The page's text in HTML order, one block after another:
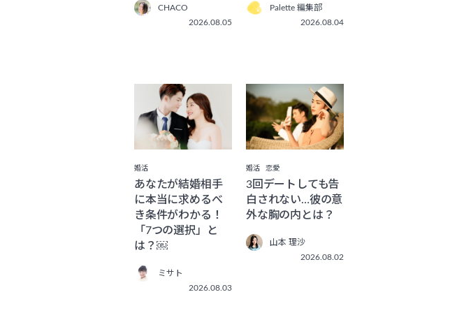
CHACO
2026.08.05
Palette 編集部
2026.08.04
婚活
あなたが結婚相手
に本当に求めるべ
き条件がわかる！
「7つの選択」と
は？￼
ミサト
2026.08.03
婚活 恋愛
3回デートしても告
白されない…彼の意
外な胸の内とは？
山本 理沙
2026.08.02